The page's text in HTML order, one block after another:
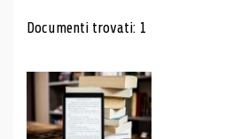
Risultati di
Documenti trovati: 1